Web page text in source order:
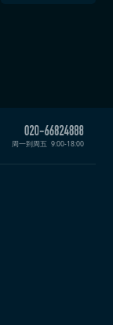
周一到周五 9:00-18:00